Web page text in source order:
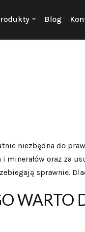
Blog
niezbędna do
minerałów oraz za
sprawnie.
WARTO